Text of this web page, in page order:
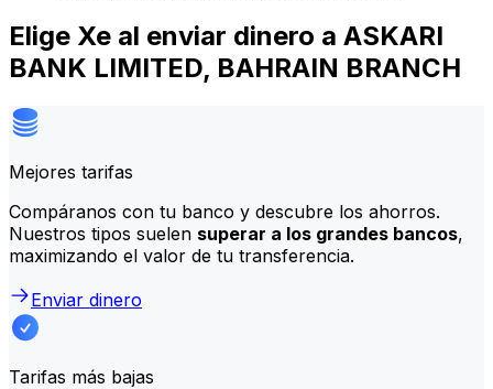
Elige Xe al enviar dinero a ASKARI
BANK LIMITED, BAHRAIN BRANCH
Mejores tarifas
Compáranos con tu banco y descubre los ahorros.
Nuestros tipos suelen superar a los grandes bancos,
maximizando el valor de tu transferencia.
Enviar dinero
Tarifas más bajas